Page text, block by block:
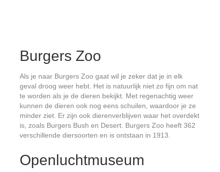
Burgers Zoo
Als je naar Burgers Zoo gaat wil je zeker dat je in elk
geval droog weer hebt. Het is natuurlijk niet zo fijn om nat
te worden als je de dieren bekijkt. Met regenachtig weer
kunnen de dieren ook nog eens schuilen, waardoor je ze
minder ziet. Er zijn ook dierenverblijven waar het overdekt
is, zoals Burgers Bush en Desert. Burgers Zoo heeft 362
verschillende diersoorten en is ontstaan in 1913.
Openluchtmuseum